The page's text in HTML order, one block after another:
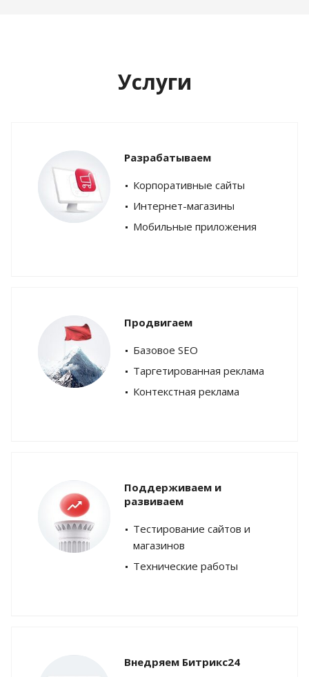
Услуги
Разрабатываем
Корпоративные сайты
Интернет-магазины
Мобильные приложения
Продвигаем
Базовое SEO
Таргетированная реклама
Контекстная реклама
Поддерживаем и
развиваем
Тестирование сайтов и
магазинов
Технические работы
Внедряем Битрикс24